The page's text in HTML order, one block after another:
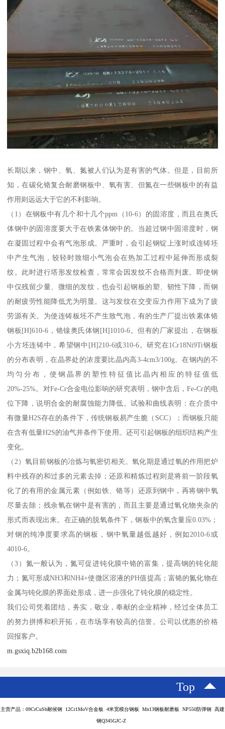
长期以来，钢中、氧、氮被人们认为是有害的气体。但是，目前所
知，在碳化铬复合耐磨钢板中、氧有害、但氮在一些钢板中的有益
作用则远远大于它的不利影响。
（1）在钢板中有几个和十几个ppm（10-6）的固溶度，而且在奥氏
体钢中的固溶度要大于在铁素体钢中的。当超过钢中固溶度时，钢
在凝固过程中会有气泡形成。严重时，会引起钢锭上涨时或连铸坯
中产生气泡，较轻时致细小气泡会在热加工过程中延伸而形成裂
纹。此时进行塔形发纹检查，常常会因发纹不合格而判废。即使钢
中仅残留少量、微细的发纹，也会引起钢板的塑、韧性下降，而钢
的耐疲劳性能降低尤为明显。这与发纹在交变应力作用下成为了疲
劳源有关。为使连铸板坯不产生致气泡，有的生产厂提出铁素体铬
钢板[H]610-6，铬镍奥氏体钢[H]1010-6。但有的厂家提出，在钢板
小方坯连铸中，希望钢中[H]210-6或310-6。研究在1Cr18Ni9Ti钢板
的分布表明，在晶界处的浓度要比晶内高3-4cm3/100g。在钢内的不
均匀分布，使钢晶界的塑性特征值比晶内相应的特征值低
20%-25%。对Fe-Cr合金电位影响的研究表明，钢中含后，Fe-Cr的电
位下降，说明合金的耐腐蚀能力降低。试验和曲线表明：在介质中
有微量H2S存在的条件下，传统钢板易产生脆（SCC）；而钢板只能
在含有低量H2S的油气井条件下使用。还可引起钢板的组织结构产生
变化。
（2）氧目前钢板的冶炼与氧密切相关。氧化期是通过氧的作用把炉
料中残存的和过多的元素去掉；还原和精炼过程则是将前一阶段氧
化了的有用的金属元素（例如铁、铬等）还原到钢中，再将钢中氧
尽量去除；残余氧在钢中是有害的，而且主要是通过氧化物夹杂的
形式而表现出来。在正确的脱氧条件下，钢板中的氧含量应0.03%；
对钢的纯净度要求高的钢板，钢中氧量越低越好，例如2010-6或
4010-6。
（3）氮一般认为，氮可促进钝化膜中铬的富集，提高钢的钝化能
力；氮可形成NH3和NH4+使微区溶液的PH值提高；富铬的氮化物在
金属与钝化膜的界面处形成，进一步强化了钝化膜的稳定性。
我们公司凭着团结，务实，敬业，奉献的企业精神，经过全体员工
的努力拼搏和积开拓，在市场享有较高的信誉。公司以优惠的价格
回报客户。
m.gsxiq.b2b168.com
Top
主营产品：09CrCuSb耐候钢 12Cr1MoV合金板 4米宽模台钢板 Mn13钢板耐磨板 NP550防弹钢 高建
钢Q345GJC-Z